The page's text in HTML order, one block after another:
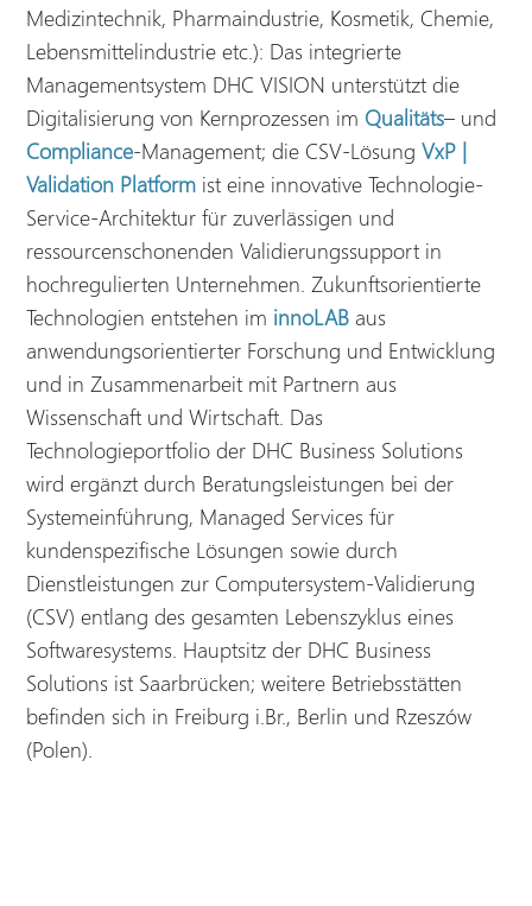
Medizintechnik, Pharmaindustrie, Kosmetik, Chemie,
Lebensmittelindustrie etc.): Das integrierte
Managementsystem DHC VISION unterstützt die
Digitalisierung von Kernprozessen im Qualitäts– und
Compliance-Management; die CSV-Lösung VxP |
Validation Platform ist eine innovative Technologie-
Service-Architektur für zuverlässigen und
ressourcenschonenden Validierungssupport in
hochregulierten Unternehmen. Zukunftsorientierte
Technologien entstehen im innoLAB aus
anwendungsorientierter Forschung und Entwicklung
und in Zusammenarbeit mit Partnern aus
Wissenschaft und Wirtschaft. Das
Technologieportfolio der DHC Business Solutions
wird ergänzt durch Beratungsleistungen bei der
Systemeinführung, Managed Services für
kundenspezifische Lösungen sowie durch
Dienstleistungen zur Computersystem-Validierung
(CSV) entlang des gesamten Lebenszyklus eines
Softwaresystems. Hauptsitz der DHC Business
Solutions ist Saarbrücken; weitere Betriebsstätten
befinden sich in Freiburg i.Br., Berlin und Rzeszów
(Polen).